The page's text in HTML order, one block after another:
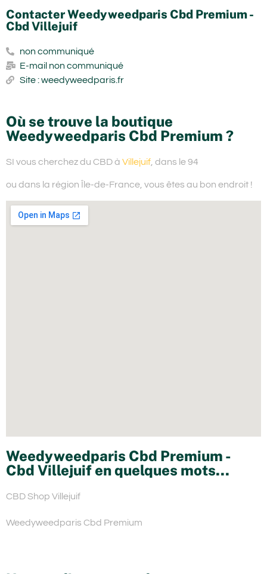
Contacter Weedyweedparis Cbd Premium -
Cbd Villejuif
non communiqué
E-mail non communiqué
Site : weedyweedparis.fr
Où se trouve la boutique
Weedyweedparis Cbd Premium ?
SI vous cherchez du CBD à Villejuif , dans le 94
ou dans la région Île-de-France, vous êtes au bon endroit !
Weedyweedparis Cbd Premium -
Cbd Villejuif en quelques mots...
CBD Shop Villejuif
Weedyweedparis Cbd Premium